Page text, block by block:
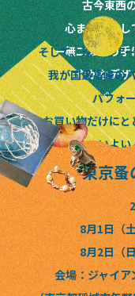
古今東西
心まで満たし
唯一無二の作り
晴れやかなデザ
味もパッケ
絶品フー
そして、珠玉のア
我が国最高峰の
パフォ
お買い物だけに
いよい
東京蚤
8月1日（
8月2日（
会場：ジャイ